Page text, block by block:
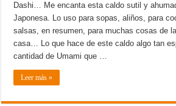
Dashi… Me encanta esta caldo sutil y
Japonesa. Lo uso para sopas, aliños, para
salsas, en resumen, para muchas cosas de
casa… Lo que hace de este caldo algo tan
cantidad de Umami que …
Leer más »